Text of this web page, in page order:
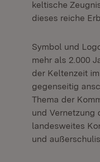
keltische
dieses reiche
Symbol und
mehr als 2.000
der Keltenzeit
gegenseitig
Thema der
und Vernetzung
landesweites
und